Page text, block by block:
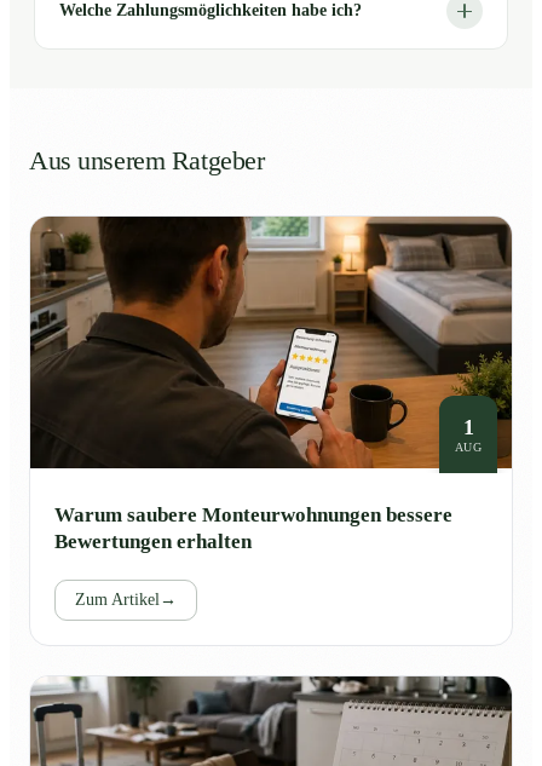
Welche Zahlungsmöglichkeiten habe ich?
Aus unserem Ratgeber
1
AUG
Warum saubere Monteurwohnungen bessere
Bewertungen erhalten
Zum Artikel→